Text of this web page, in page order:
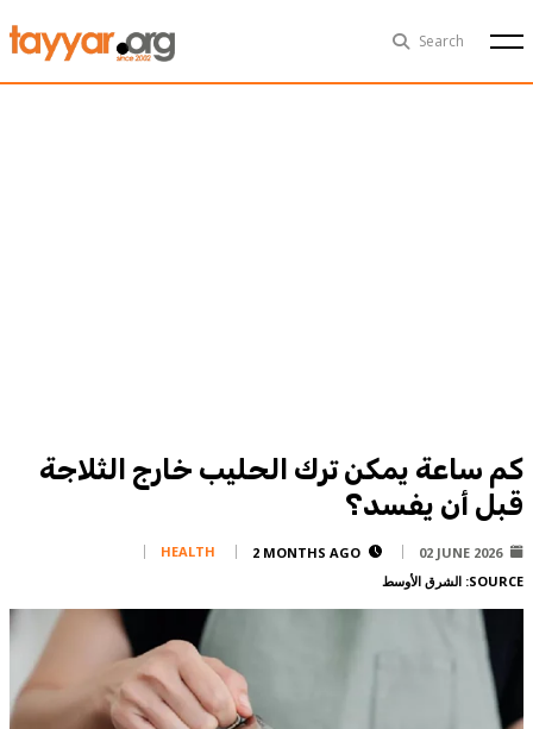
Search
Sat, Aug 8th 29°C
Contact
FPM
Services
كم ساعة يمكن ترك الحليب خارج الثلاجة
قبل أن يفسد؟
02 JUNE 2026
2 MONTHS AGO
HEALTH
SOURCE: الشرق الأوسط